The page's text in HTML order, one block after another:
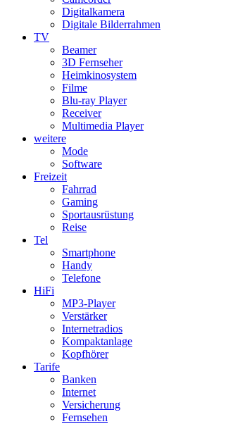
Digitalkamera
Digitale Bilderrahmen
TV
Beamer
3D Fernseher
Heimkinosystem
Filme
Blu-ray Player
Receiver
Multimedia Player
weitere
Mode
Software
Freizeit
Fahrrad
Gaming
Sportausrüstung
Reise
Tel
Smartphone
Handy
Telefone
HiFi
MP3-Player
Verstärker
Internetradios
Kompaktanlage
Kopfhörer
Tarife
Banken
Internet
Versicherung
Fernsehen